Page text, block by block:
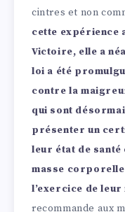
cintres et non
cette expérience
Victoire, elle a
loi a été
contre la
qui sont
présenter un
leur état de santé
masse
l’exercice de
recommande aux